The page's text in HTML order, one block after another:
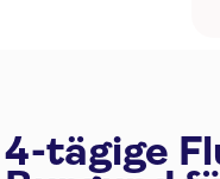
4-tägige